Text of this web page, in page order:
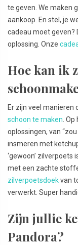
te geven. We maken
aankoop. En stel, je
cadeau moet geven?
oplossing. Onze
Hoe kan ik
Er zijn veel manieren
schoon te maken .
oplossingen, van
insmeren met
‘gewoon’
met een zachte
zilverpoetsdoekvan
verwerkt. Super
Zijn jullie
Pandora?